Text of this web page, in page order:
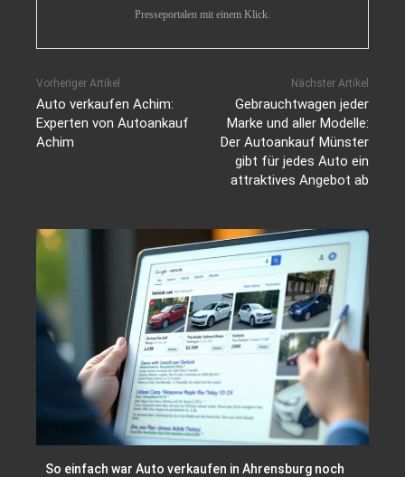
Presseportalen mit einem Klick.
Vorheriger Artikel
Auto verkaufen Achim:
Experten von Autoankauf
Achim
Nächster Artikel
Gebrauchtwagen jeder
Marke und aller Modelle:
Der Autoankauf Münster
gibt für jedes Auto ein
attraktives Angebot ab
So einfach war Auto verkaufen in Ahrensburg noch